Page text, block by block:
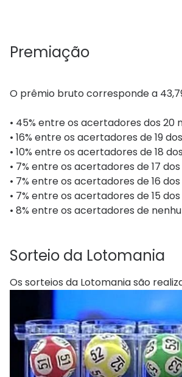
Premiação
O prêmio bruto corresponde a
• 45% entre os acertadores dos 20
• 16% entre os acertadores de 19
• 10% entre os acertadores de 18
• 7% entre os acertadores de 17
• 7% entre os acertadores de 16
• 7% entre os acertadores de 15
• 8% entre os acertadores de
Sorteio​ da Lotomania
Os sorteios da Lotomania são